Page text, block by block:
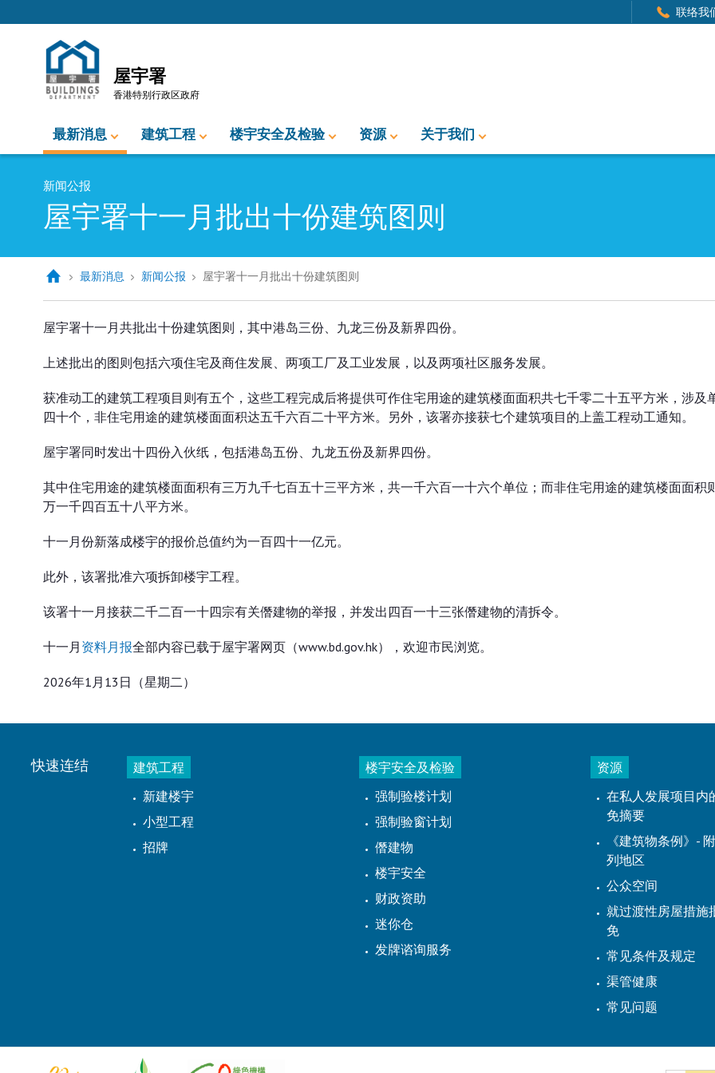
联络我
屋宇署
香港特别行政区政府
最新消息 建筑工程 楼宇安全及检验 资源 关于我们
新闻公报
屋宇署十一月批出十份建筑图则
最新消息 新闻公报 屋宇署十一月批出十份建筑图则
屋宇署十一月批出十份建筑图则
屋宇署十一月共批出十份建筑图则，其中港岛三份、九龙三份及新界四份。
上述批出的图则包括六项住宅及商住发展、两项工厂及工业发展，以及两项社区服务发展。
获准动工的建筑工程项目则有五个，这些工程完成后将提供可作住宅用途的建筑楼面面积共七千零二十五平方米，涉及
四十个，非住宅用途的建筑楼面面积达五千六百二十平方米。另外，该署亦接获七个建筑项目的上盖工程动工通知。
屋宇署同时发出十四份入伙纸，包括港岛五份、九龙五份及新界四份。
其中住宅用途的建筑楼面面积有三万九千七百五十三平方米，共一千六百一十六个单位；而非住宅用途的建筑楼面面积
万一千四百五十八平方米。
十一月份新落成楼宇的报价总值约为一百四十一亿元。
此外，该署批准六项拆卸楼宇工程。
该署十一月接获二千二百一十四宗有关僭建物的举报，并发出四百一十三张僭建物的清拆令。
十一月 资料月报全部内容已载于屋宇署网页（www.bd.gov.hk），欢迎市民浏览。
2026年1月13日（星期二）
快速连结
建筑工程
新建楼宇
小型工程
招牌
楼宇安全及检验
强制验楼计划
强制验窗计划
僭建物
楼宇安全
财政资助
迷你仓
发牌谘询服务
资源
在私人发展项目内
免摘要
《建筑物条例》-
列地区
公众空间
就过渡性房屋措施
免
常见条件及规定
渠管健康
常见问题